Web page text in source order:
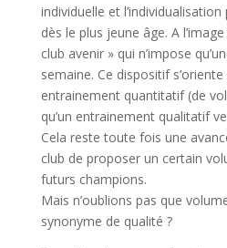
individuelle et
dès le plus jeune âge. A
club avenir » qui n’impose
semaine. Ce dispositif
entrainement quantitatif (de
qu’un entrainement qualitatif
Cela reste toute fois une
club de proposer un certain
futurs champions.
Mais n’oublions pas que
synonyme de qualité ?